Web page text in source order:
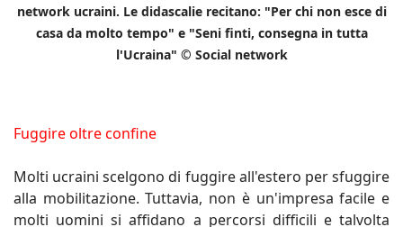
network ucraini. Le didascalie recitano: "Per chi non esce di
casa da molto tempo" e "Seni finti, consegna in tutta
l'Ucraina" © Social network
Fuggire oltre confine
Molti ucraini scelgono di fuggire all'estero per sfuggire
alla mobilitazione. Tuttavia, non è un'impresa facile e
molti uomini si affidano a percorsi difficili e talvolta